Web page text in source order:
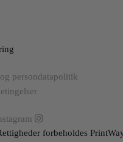
persondatapolitik
forbeholdes